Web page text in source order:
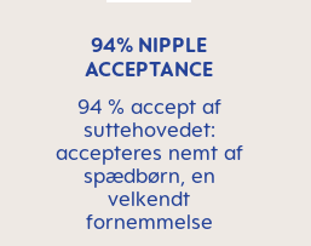
94% NIPPLE
ACCEPTANCE
94 % accept af
suttehovedet:
accepteres nemt af
spædbørn, en
velkendt
fornemmelse